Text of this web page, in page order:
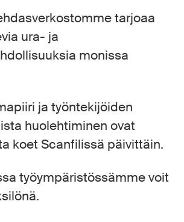
tarjoaa
ura- ja
monissa
ja työntekijöiden
huolehtiminen ovat
koet Scanfilissä päivittäin.
työympäristössämme voit